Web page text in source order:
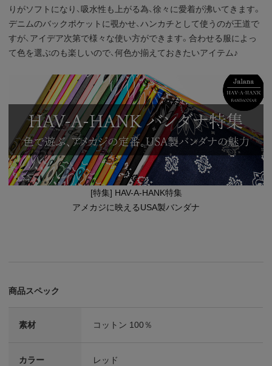
りがソフトになり、吸水性も上がる為、徐々に愛着が沸いてきます。
デニムのバックポケットに覗かせ、ハンカチとして使うのが王道で
すが、アイデア次第で様々な使い方ができます。合わせる服によっ
て色を選ぶのも楽しいので、何色か揃えておきたいアイテム♪
[特集] HAV-A-HANK特集
アメカジに映えるUSA製バンダナ
商品スペック
素材 コットン 100％
カラー
レッド